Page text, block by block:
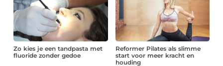
Zo kies je een tandpasta met
fluoride zonder gedoe
Reformer Pilates als slimme
start voor meer kracht en
houding